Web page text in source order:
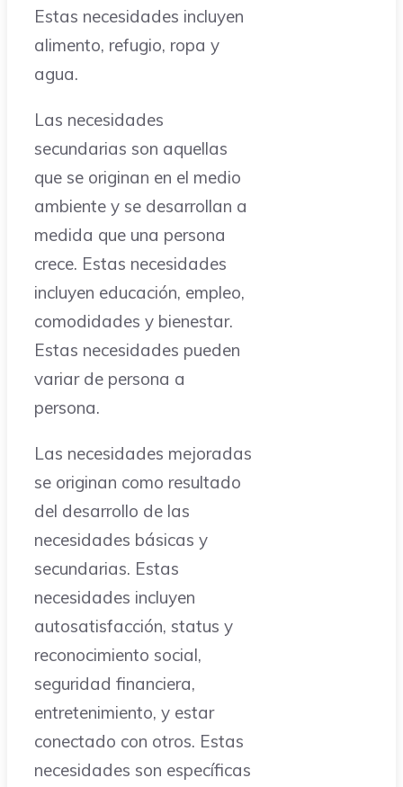
Estas necesidades incluyen
alimento, refugio, ropa y
agua.
Las necesidades
secundarias son aquellas
que se originan en el medio
ambiente y se desarrollan a
medida que una persona
crece. Estas necesidades
incluyen educación, empleo,
comodidades y bienestar.
Estas necesidades pueden
variar de persona a
persona.
Las necesidades mejoradas
se originan como resultado
del desarrollo de las
necesidades básicas y
secundarias. Estas
necesidades incluyen
autosatisfacción, status y
reconocimiento social,
seguridad financiera,
entretenimiento, y estar
conectado con otros. Estas
necesidades son específicas